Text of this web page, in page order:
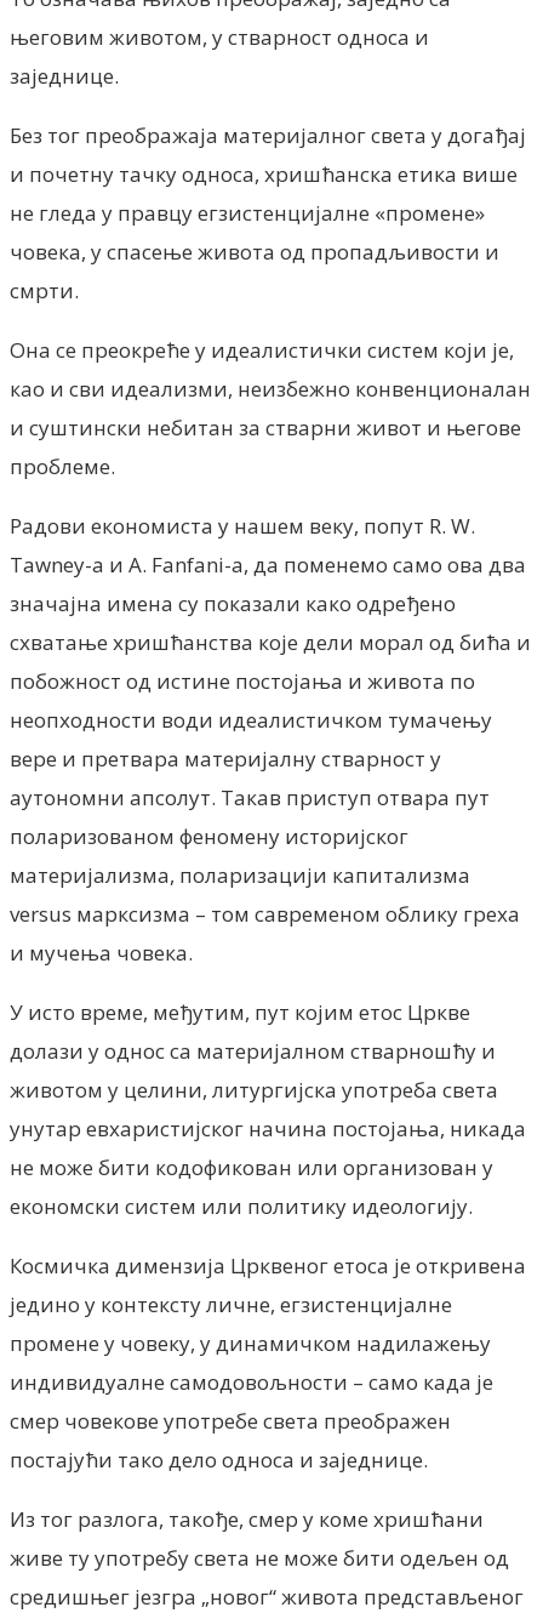
његовим животом, у стварност односа и
заједнице.
Без тог преображаја материјалног света у догађај
и почетну тачку односа, хришћанска етика више
не гледа у правцу егзистенцијалне «промене»
човека, у спасење живота од пропадљивости и
смрти.
Она се преокреће у идеалистички систем који је,
као и сви идеализми, неизбежно конвенционалан
и суштински небитан за стварни живот и његове
проблеме.
Радови економиста у нашем веку, попут R. W.
Tawney-a и A. Fanfani-a, да поменемо само ова два
значајна имена су показали како одређено
схватање хришћанства које дели морал од бића и
побожност од истине постојања и живота по
неопходности води идеалистичком тумачењу
вере и претвара материјалну стварност у
аутономни апсолут. Такав приступ отвара пут
поларизованом феномену историјског
материјализма, поларизацији капитализма
versus марксизма – том савременом облику греха
и мучења човека.
У исто време, међутим, пут којим етос Цркве
долази у однос са материјалном стварношћу и
животом у целини, литургијска употреба света
унутар евхаристијског начина постојања, никада
не може бити кодофикован или организован у
економски систем или политику идеологију.
Космичка димензија Црквеног етоса је откривена
једино у контексту личне, егзистенцијалне
промене у човеку, у динамичком надилажењу
индивидуалне самодовољности – само када је
смер човекове употребе света преображен
постајући тако дело односа и заједнице.
Из тог разлога, такође, смер у коме хришћани
живе ту употребу света не може бити одељен од
средишњег језгра „новог“ живота представљеног